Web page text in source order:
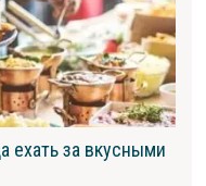
ехать за вкусными